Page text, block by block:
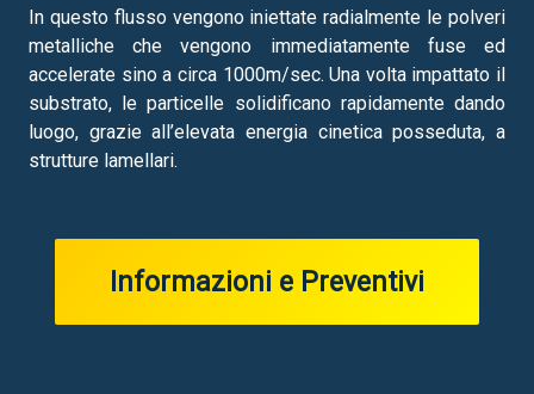
In questo flusso vengono iniettate radialmente le polveri
metalliche che vengono immediatamente fuse ed
accelerate sino a circa 1000m/sec. Una volta impattato il
substrato, le particelle solidificano rapidamente dando
luogo, grazie all’elevata energia cinetica posseduta, a
strutture lamellari.
Informazioni e Preventivi